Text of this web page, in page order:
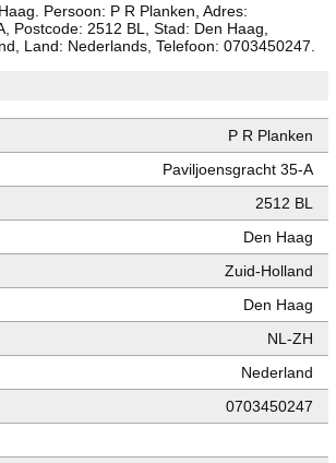
Persoon: P R Planken, Adres:
Postcode: 2512 BL, Stad: Den Haag,
Land: Nederlands, Telefoon: 0703450247.
P R Planken
Paviljoensgracht 35-A
2512 BL
Den Haag
Zuid-Holland
Den Haag
NL-ZH
Nederland
0703450247